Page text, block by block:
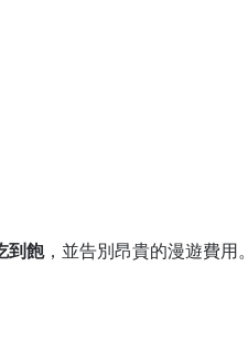
到飽，並告別昂貴的漫遊費用